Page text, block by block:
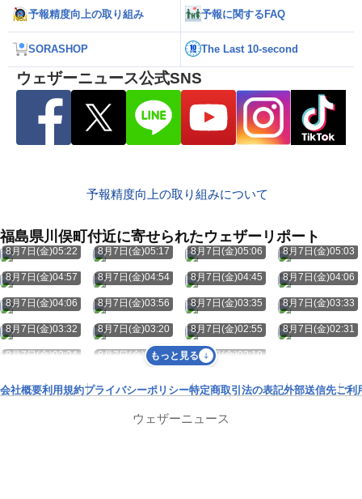
予報精度向上の取り組み 予報に関するFAQ
SORASHOP The Last 10-second
ウェザーニュース公式SNS
予報精度向上の取り組みについて
福島県川俣町付近に寄せられたウェザーリポート
8月7日(金)05:22 8月7日(金)05:17 8月7日(金)05:06 8月7日(金)05:03
8月7日(金)04:57 8月7日(金)04:54 8月7日(金)04:45 8月7日(金)04:06
8月7日(金)04:06 8月7日(金)03:56 8月7日(金)03:35 8月7日(金)03:33
8月7日(金)03:32 8月7日(金)03:20 8月7日(金)02:55 8月7日(金)02:31
8月7日(金)02:24 8月7日(金)02:11 8月7日(金)02:10
もっと見る
会社概要利用規約プライバシーポリシー特定商取引法の表記外部送信先ご利
ウェザーニュース